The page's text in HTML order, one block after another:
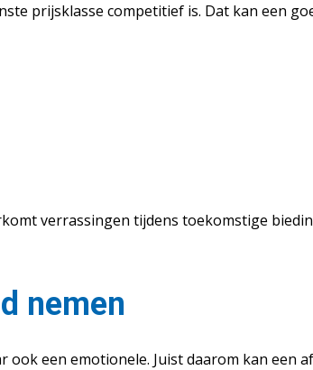
prijsklasse competitief is. Dat kan een
verrassingen tijdens toekomstige
nemen
een emotionele. Juist daarom kan een